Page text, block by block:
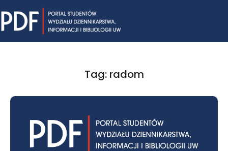
to
content
Tag: radom